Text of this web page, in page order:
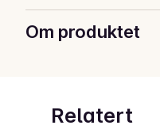
Om produktet
Relatert